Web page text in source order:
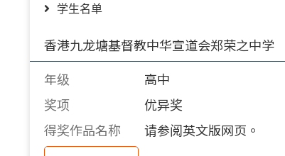
学生名单
香港九龙塘基督教中华宣道会郑荣之中学
年级
高中
奖项
优异奖
得奖作品名称
请参阅英文版网页。